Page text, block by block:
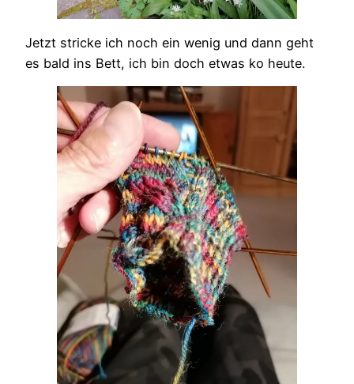
Jetzt stricke ich noch ein wenig und dann geht
es bald ins Bett, ich bin doch etwas ko heute.